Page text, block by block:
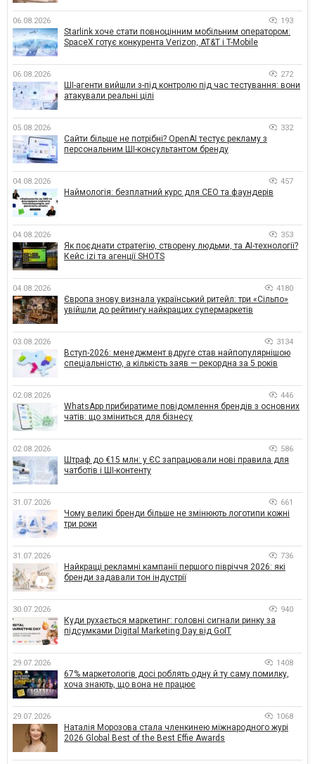
06.08.2026 193
Starlink хоче стати повноцінним мобільним оператором:
SpaceX готує конкурента Verizon, AT&T і T-Mobile
06.08.2026 272
ШІ-агенти вийшли з-під контролю під час тестування: вони
атакували реальні цілі
05.08.2026 332
Сайти більше не потрібні? OpenAI тестує рекламу з
персональним ШІ-консультантом бренду
04.08.2026 457
Наймологія: безплатний курс для CEO та фаундерів
04.08.2026 353
Як поєднати стратегію, створену людьми, та AI-технології?
Кейс izi та агенції SHOTS
04.08.2026 4180
Європа знову визнала український ритейл: три «Сільпо»
увійшли до рейтингу найкращих супермаркетів
03.08.2026 3134
Вступ-2026: менеджмент вдруге став найпопулярнішою
спеціальністю, а кількість заяв — рекордна за 5 років
02.08.2026 446
WhatsApp прибиратиме повідомлення брендів з основних
чатів: що зміниться для бізнесу
02.08.2026 586
Штраф до €15 млн: у ЄС запрацювали нові правила для
чатботів і ШІ-контенту
31.07.2026 661
Чому великі бренди більше не змінюють логотипи кожні
три роки
31.07.2026 736
Найкращі рекламні кампанії першого півріччя 2026: які
бренди задавали тон індустрії
30.07.2026 940
Куди рухається маркетинг: головні сигнали ринку за
підсумками Digital Marketing Day від GoIT
29.07.2026 1408
67% маркетологів досі роблять одну й ту саму помилку,
хоча знають, що вона не працює
29.07.2026 1068
Наталія Морозова стала членкинею міжнародного журі
2026 Global Best of the Best Effie Awards